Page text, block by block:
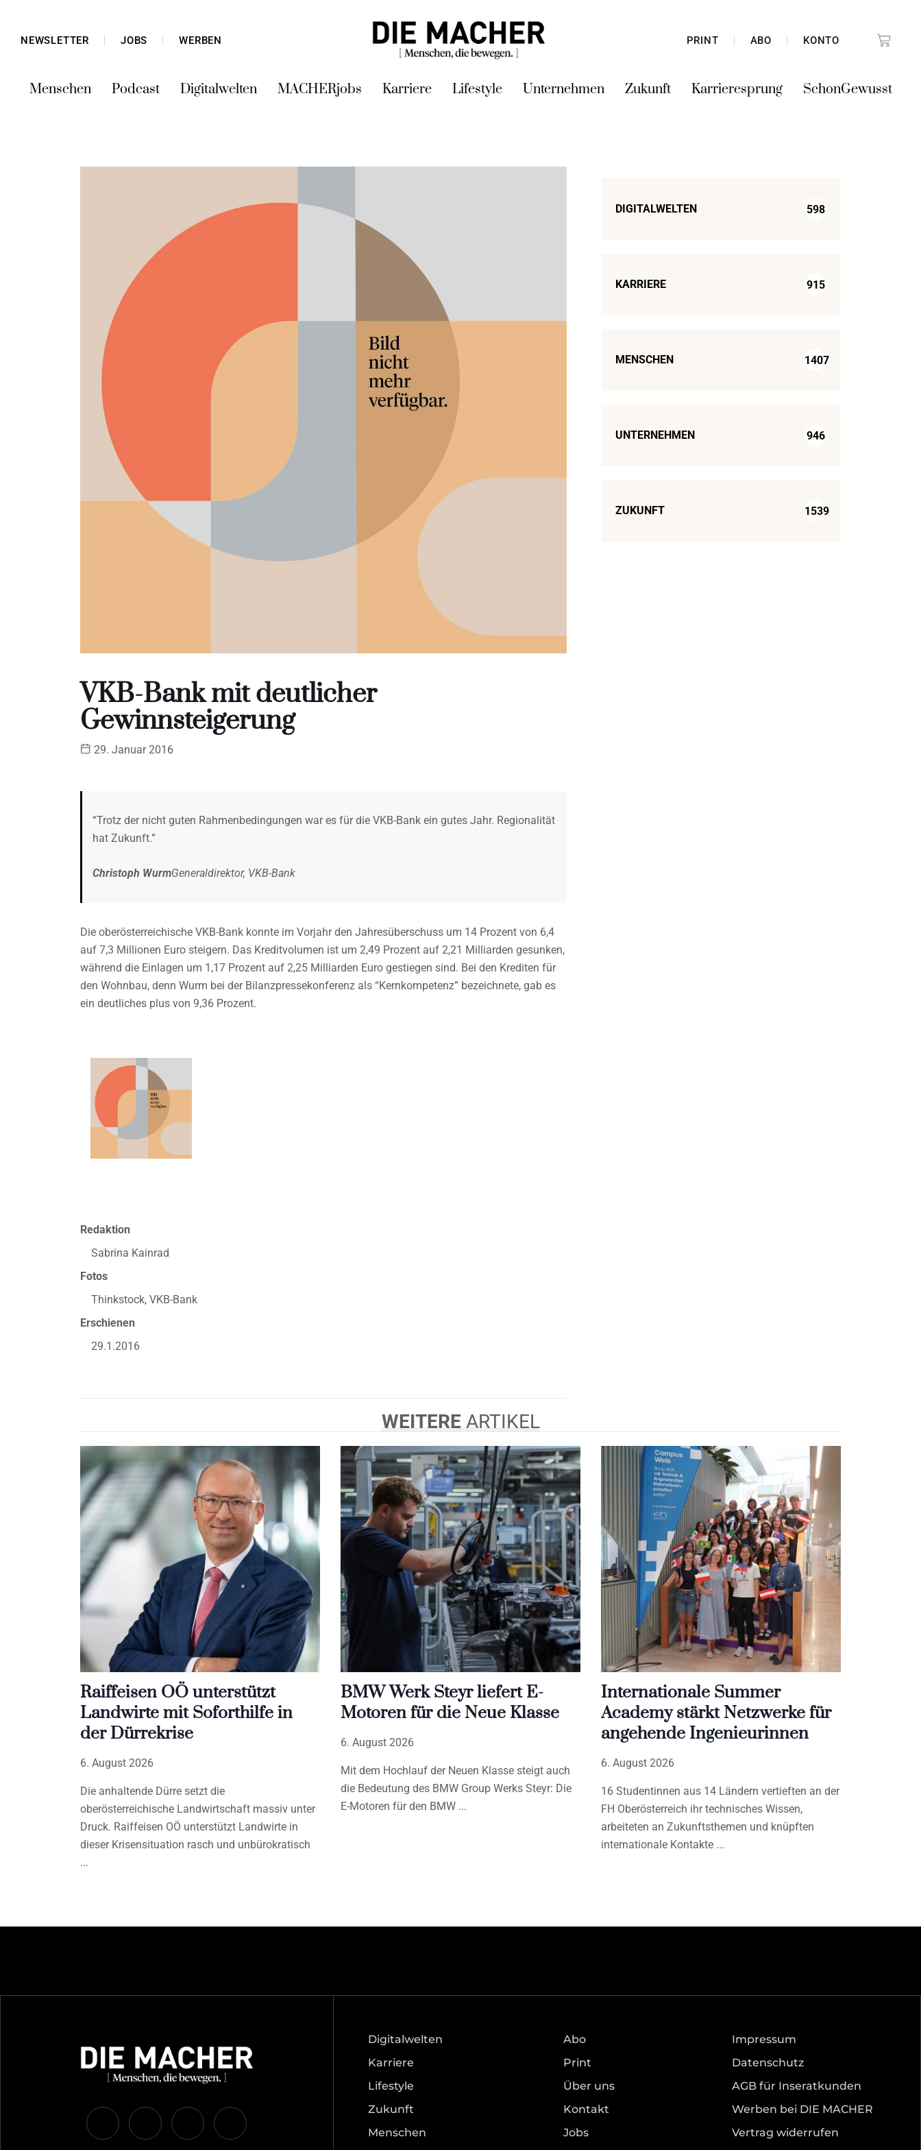
NEWSLETTER JOBS WERBEN PRINT ABO KONTO
Menschen Podcast Digitalwelten MACHERjobs Karriere Lifestyle Unternehmen Zukunft Karrieresprung SchonGewusst
VKB-Bank mit deutlicher
Gewinnsteigerung
29. Januar 2016
“Trotz der nicht guten Rahmenbedingungen war es für die VKB-Bank ein gutes Jahr. Regionalität
hat Zukunft.”
Christoph WurmGeneraldirektor, VKB-Bank
Die oberösterreichische VKB-Bank konnte im Vorjahr den Jahresüberschuss um 14 Prozent von 6,4
auf 7,3 Millionen Euro steigern. Das Kreditvolumen ist um 2,49 Prozent auf 2,21 Milliarden gesunken,
während die Einlagen um 1,17 Prozent auf 2,25 Milliarden Euro gestiegen sind. Bei den Krediten für
den Wohnbau, denn Wurm bei der Bilanzpressekonferenz als “Kernkompetenz” bezeichnete, gab es
ein deutliches plus von 9,36 Prozent.
Redaktion
Sabrina Kainrad
Fotos
Thinkstock, VKB-Bank
Erschienen
29.1.2016
DIGITALWELTEN 598
KARRIERE 915
MENSCHEN 1407
UNTERNEHMEN 946
ZUKUNFT 1539
WEITEREARTIKEL
Raiffeisen OÖ unterstützt
Landwirte mit Soforthilfe in
der Dürrekrise
6. August 2026
Die anhaltende Dürre setzt die
oberösterreichische Landwirtschaft massiv unter
Druck. Raiffeisen OÖ unterstützt Landwirte in
dieser Krisensituation rasch und unbürokratisch
BMW Werk Steyr liefert E-
Motoren für die Neue Klasse
6. August 2026
Mit dem Hochlauf der Neuen Klasse steigt auch
die Bedeutung des BMW Group Werks Steyr: Die
E-Motoren für den BMW
Internationale Summer
Academy stärkt Netzwerke für
angehende Ingenieurinnen
6. August 2026
16 Studentinnen aus 14 Ländern vertieften an der
FH Oberösterreich ihr technisches Wissen,
arbeiteten an Zukunftsthemen und knüpften
internationale Kontakte
Digitalwelten
Karriere
Lifestyle
Zukunft
Menschen
Abo
Print
Über uns
Kontakt
Jobs
Impressum
Datenschutz
AGB für Inseratkunden
Werben bei DIE MACHER
Vertrag widerrufen